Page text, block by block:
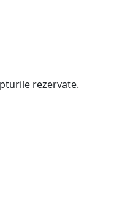
rezervate.